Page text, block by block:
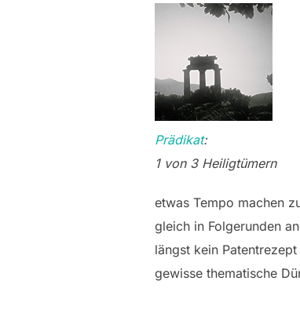
Prädikat:
1 von 3 Heiligtümern
etwas Tempo machen
gleich in Folgerunden
längst kein
gewisse thematische